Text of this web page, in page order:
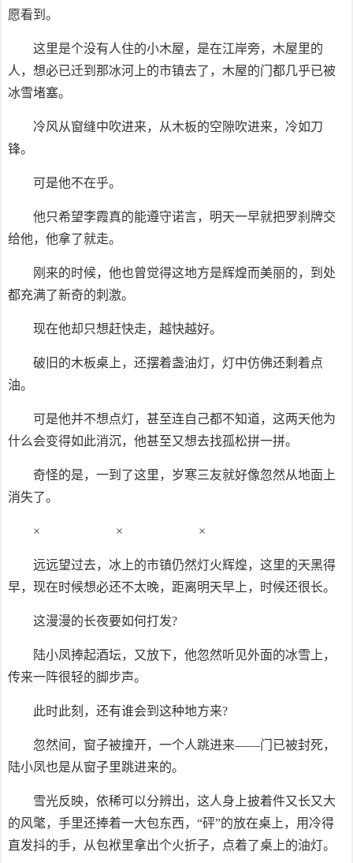
愿看到。
这里是个没有人住的小木屋，是在江岸旁，木屋里的
人，想必已迁到那冰河上的市镇去了，木屋的门都几乎已被
冰雪堵塞。
冷风从窗缝中吹进来，从木板的空隙吹进来，冷如刀
锋。
可是他不在乎。
他只希望李霞真的能遵守诺言，明天一早就把罗刹牌交
给他，他拿了就走。
刚来的时候，他也曾觉得这地方是辉煌而美丽的，到处
都充满了新奇的刺激。
现在他却只想赶快走，越快越好。
破旧的木板桌上，还摆着盏油灯，灯中仿佛还剩着点
油。
可是他并不想点灯，甚至连自己都不知道，这两天他为
什么会变得如此消沉，他甚至又想去找孤松拼一拼。
奇怪的是，一到了这里，岁寒三友就好像忽然从地面上
消失了。
× × ×
远远望过去，冰上的市镇仍然灯火辉煌，这里的天黑得
早，现在时候想必还不太晚，距离明天早上，时候还很长。
这漫漫的长夜要如何打发?
陆小凤捧起酒坛，又放下，他忽然听见外面的冰雪上，
传来一阵很轻的脚步声。
此时此刻，还有谁会到这种地方来?
忽然间，窗子被撞开，一个人跳进来——门已被封死，
陆小凤也是从窗子里跳进来的。
雪光反映，依稀可以分辨出，这人身上披着件又长又大
的风氅，手里还捧着一大包东西，“砰”的放在桌上，用冷得
直发抖的手，从包袱里拿出个火折子，点着了桌上的油灯。